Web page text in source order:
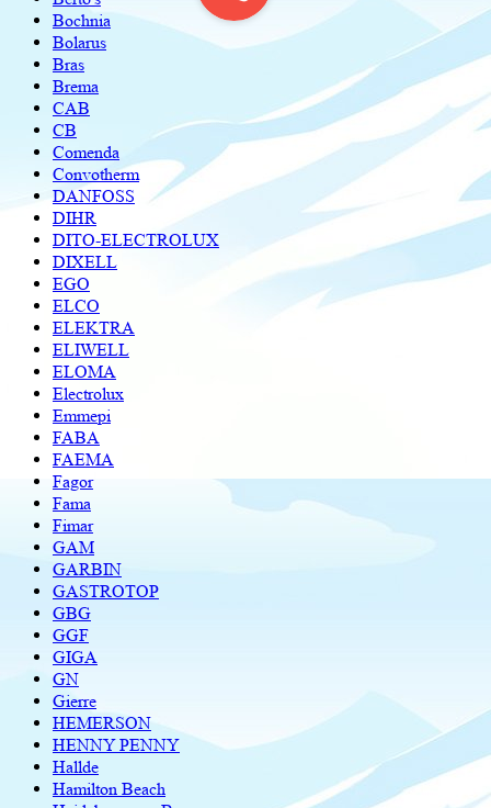
Bochnia
Bolarus
Bras
Brema
CAB
CB
Comenda
Convotherm
DANFOSS
DIHR
DITO-ELECTROLUX
DIXELL
EGO
ELCO
ELEKTRA
ELIWELL
ELOMA
Electrolux
Emmepi
FABA
FAEMA
Fagor
Fama
Fimar
GAM
GARBIN
GASTROTOP
GBG
GGF
GIGA
GN
Gierre
HEMERSON
HENNY PENNY
Hallde
Hamilton Beach